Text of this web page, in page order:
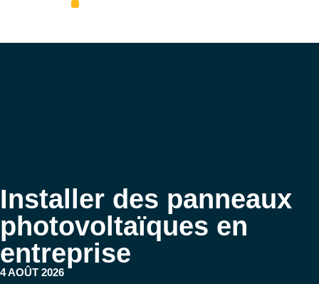
Installer des panneaux
photovoltaïques en
entreprise
4 AOÛT 2026